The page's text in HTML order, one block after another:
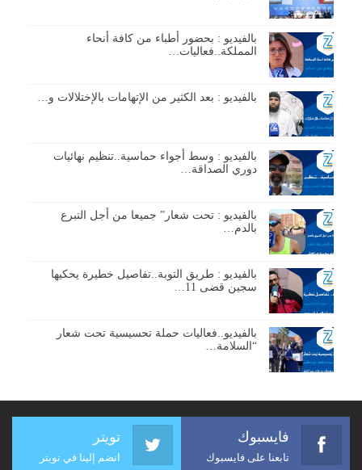
بالفيديو : بحضور أطباء من كافة أنحاء
المملكة..فعاليات…
بالفيديو : بعد الكثير من الإتهامات بالإختلالات و…
بالفيديو : وسط أجواء حماسية..تنظيم نهائيات
دوري الصداقة…
بالفيديو : تحت شعار” جميعا من أجل التبرع
بالدم…
بالفيديو : طريق التوبة..تفاصيل خطيرة يحكيها
سجين قضى 11…
بالفيديو..فعاليات حملة تحسيسية تحت شعار
“السلامة…
فايسبوك
تابعنا على فايسبوك
تويتر
انضم إلينا في تويتر